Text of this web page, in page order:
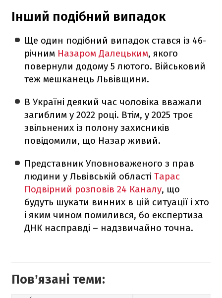
Інший подібний випадок
Ще один подібний випадок стався із 46-
річним Назаром Далецьким, якого
повернули додому 5 лютого. Військовий
теж мешканець Львівщини.
В Україні деякий час чоловіка вважали
загиблим у 2022 році. Втім, у 2025 троє
звільнених із полону захисників
повідомили, що Назар живий.
Представник Уповноваженого з прав
людини у Львівській областіТарас
Подвірний розповів 24 Каналу, що
будуть шукати винних в цій ситуації і хто
і яким чином помилився, бо експертиза
ДНК насправді – надзвичайно точна.
Повʼязані теми: